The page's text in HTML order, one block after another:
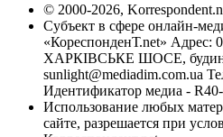
© 2000-2026,
Субъект в сфере онлайн-
«КореспонденТ.net» Адрес:
ХАРКІВСЬКЕ ШОСЕ,
sunlight@mediadim.com.ua
Идентификатор медиа -
Использование любых
сайте, разрешается при